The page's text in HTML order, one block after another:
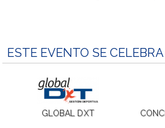
ESTE EVENTO SE
GLOBAL DXT